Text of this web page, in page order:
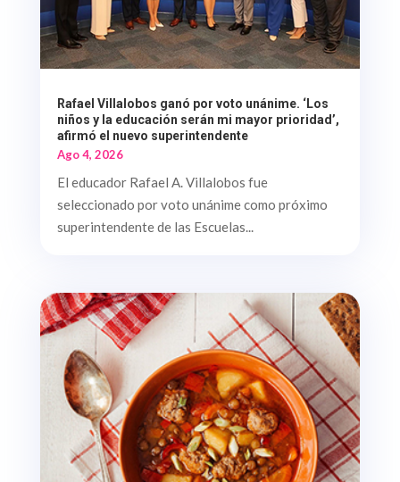
Rafael Villalobos ganó por voto unánime. ‘Los
niños y la educación serán mi mayor prioridad’,
afirmó el nuevo superintendente
Ago 4, 2026
El educador Rafael A. Villalobos fue
seleccionado por voto unánime como próximo
superintendente de las Escuelas...